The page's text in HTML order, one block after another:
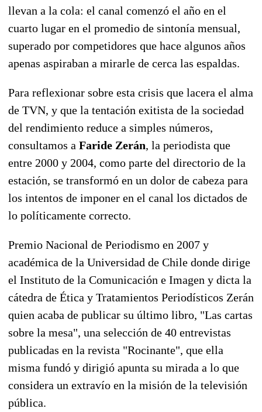
llevan a la cola: el canal comenzó el año en el
cuarto lugar en el promedio de sintonía mensual,
superado por competidores que hace algunos años
apenas aspiraban a mirarle de cerca las espaldas.
Para reflexionar sobre esta crisis que lacera el alma
de TVN, y que la tentación exitista de la sociedad
del rendimiento reduce a simples números,
consultamos a Faride Zerán, la periodista que
entre 2000 y 2004, como parte del directorio de la
estación, se transformó en un dolor de cabeza para
los intentos de imponer en el canal los dictados de
lo políticamente correcto.
Premio Nacional de Periodismo en 2007 y
académica de la Universidad de Chile donde dirige
el Instituto de la Comunicación e Imagen y dicta la
cátedra de Ética y Tratamientos Periodísticos Zerán
quien acaba de publicar su último libro, "Las cartas
sobre la mesa", una selección de 40 entrevistas
publicadas en la revista "Rocinante", que ella
misma fundó y dirigió apunta su mirada a lo que
considera un extravío en la misión de la televisión
pública.